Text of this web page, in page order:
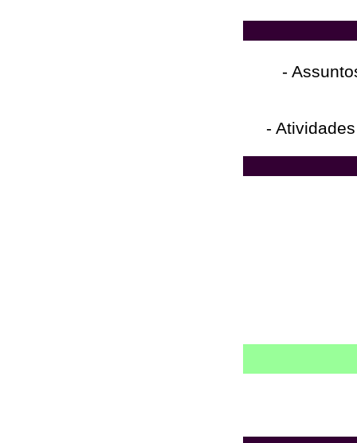
-
-